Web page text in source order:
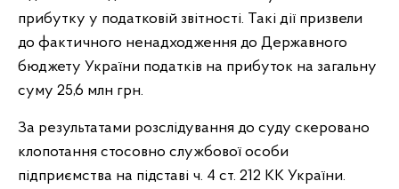
прибутку у податковій звітності. Такі дії призвели
до фактичного ненадходження до Державного
бюджету України податків на прибуток на загальну
суму 25,6 млн грн.
За результатами розслідування до суду скеровано
клопотання стосовно службової особи
підприємства на підставі ч. 4 ст. 212 КК України.